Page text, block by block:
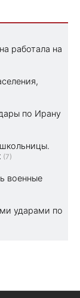
работала на
по Ирану
(7)
военные
ударами по